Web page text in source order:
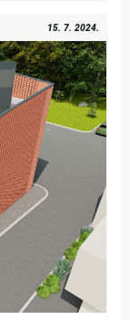
15. 7. 2024.